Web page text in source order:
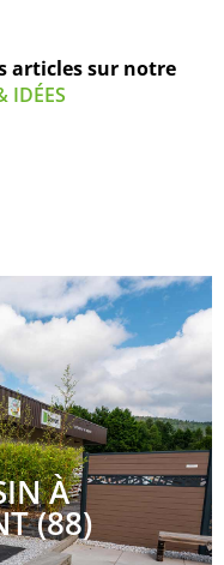
articles sur notre
IDÉES
À
(88)